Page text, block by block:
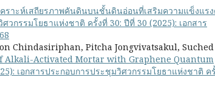
คราะห์เสถียรภาพคันดินบนชั้นดินอ่อนที่เสริมความแข็งแร
วกรรมโยธาแห่งชาติ ครั้งที่ 30: ปีที่ 30 (2025): เอกสาร
Chindasiriphan, Pitcha Jongvivatsakul, Suched
Alkali-Activated Mortar with Graphene Quantum
เอกสารประกอบการประชุมวิศวกรรมโยธาแห่งชาติ ค